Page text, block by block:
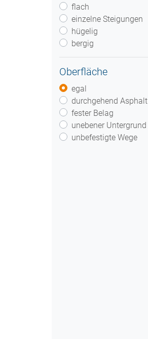
flach
einzelne Steigungen
hügelig
bergig
Oberfläche
egal
durchgehend Asphalt
fester Belag
unebener Untergrund
unbefestigte Wege